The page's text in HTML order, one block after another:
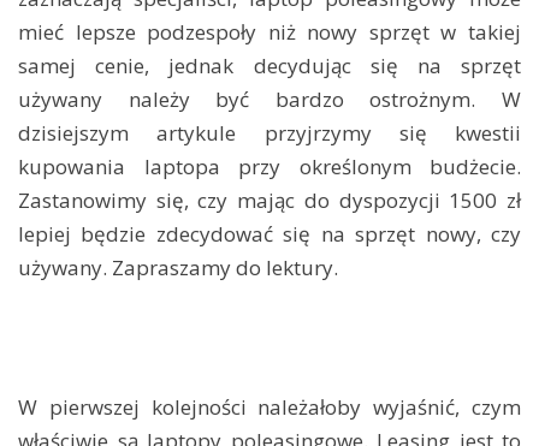
mieć lepsze podzespoły niż nowy sprzęt w takiej
samej cenie, jednak decydując się na sprzęt
używany należy być bardzo ostrożnym. W
dzisiejszym artykule przyjrzymy się kwestii
kupowania laptopa przy określonym budżecie.
Zastanowimy się, czy mając do dyspozycji 1500 zł
lepiej będzie zdecydować się na sprzęt nowy, czy
używany. Zapraszamy do lektury.
W pierwszej kolejności należałoby wyjaśnić, czym